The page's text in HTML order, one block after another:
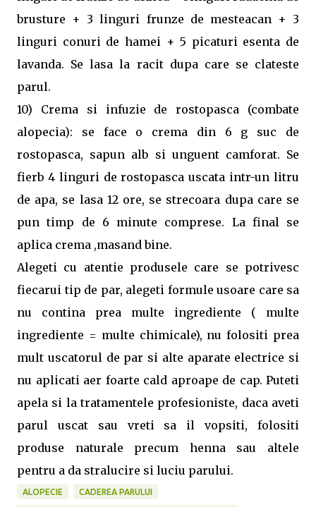
brusture + 3 linguri frunze de mesteacan + 3
linguri conuri de hamei + 5 picaturi esenta de
lavanda. Se lasa la racit dupa care se clateste
parul.
10) Crema si infuzie de rostopasca (combate
alopecia): se face o crema din 6 g suc de
rostopasca, sapun alb si unguent camforat. Se
fierb 4 linguri de rostopasca uscata intr-un litru
de apa, se lasa 12 ore, se strecoara dupa care se
pun timp de 6 minute comprese. La final se
aplica crema ,masand bine.
Alegeti cu atentie produsele care se potrivesc
fiecarui tip de par, alegeti formule usoare care sa
nu contina prea multe ingrediente ( multe
ingrediente = multe chimicale), nu folositi prea
mult uscatorul de par si alte aparate electrice si
nu aplicati aer foarte cald aproape de cap. Puteti
apela si la tratamentele profesioniste, daca aveti
parul uscat sau vreti sa il vopsiti, folositi
produse naturale precum henna sau altele
pentru a da stralucire si luciu parului.
ALOPECIE CADEREA PARULUI